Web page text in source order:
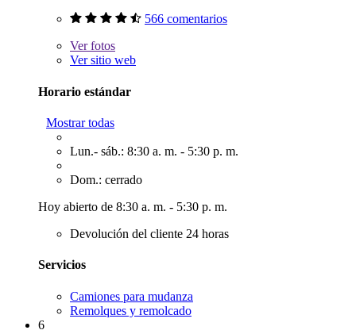
566 comentarios
Verfotos
Ver sitio web
Horario estándar
Mostrar todas
Lun.- sáb.: 8:30 a. m. - 5:30 p. m.
Dom.: cerrado
Hoy abierto de 8:30 a. m. - 5:30 p. m.
Devolución del cliente 24 horas
Servicios
Camiones para mudanza
Remolques y remolcado
6